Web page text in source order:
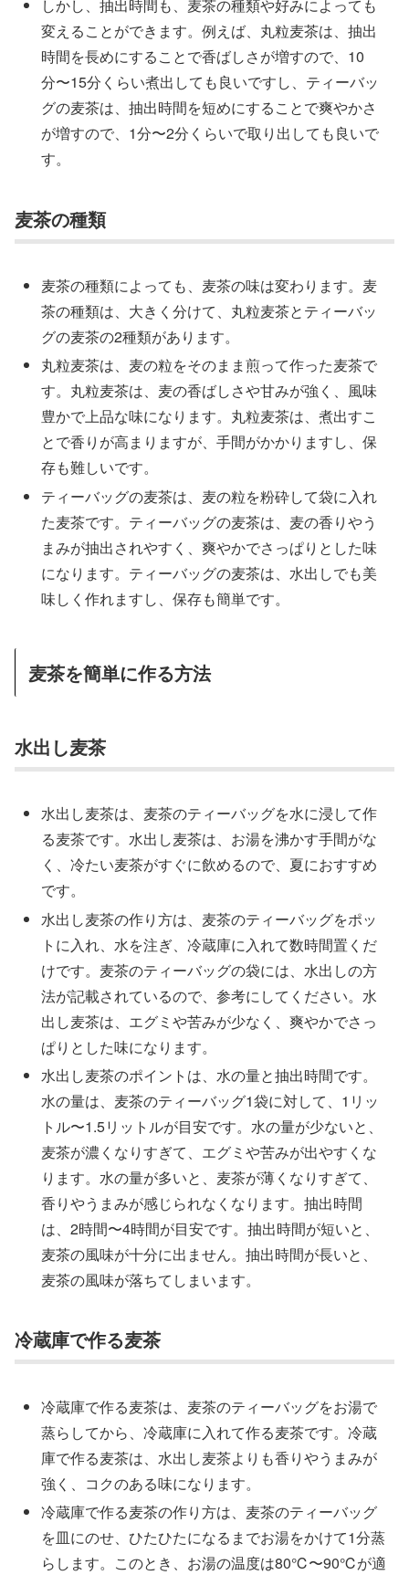
しかし、抽出時間も、麦茶の種類や好みによっても
変えることができます。例えば、丸粒麦茶は、抽出
時間を長めにすることで香ばしさが増すので、10
分〜15分くらい煮出しても良いですし、ティーバッ
グの麦茶は、抽出時間を短めにすることで爽やかさ
が増すので、1分〜2分くらいで取り出しても良いで
す。
麦茶の種類
麦茶の種類によっても、麦茶の味は変わります。麦
茶の種類は、大きく分けて、丸粒麦茶とティーバッ
グの麦茶の2種類があります。
丸粒麦茶は、麦の粒をそのまま煎って作った麦茶で
す。丸粒麦茶は、麦の香ばしさや甘みが強く、風味
豊かで上品な味になります。丸粒麦茶は、煮出すこ
とで香りが高まりますが、手間がかかりますし、保
存も難しいです。
ティーバッグの麦茶は、麦の粒を粉砕して袋に入れ
た麦茶です。ティーバッグの麦茶は、麦の香りやう
まみが抽出されやすく、爽やかでさっぱりとした味
になります。ティーバッグの麦茶は、水出しでも美
味しく作れますし、保存も簡単です。
麦茶を簡単に作る方法
水出し麦茶
水出し麦茶は、麦茶のティーバッグを水に浸して作
る麦茶です。水出し麦茶は、お湯を沸かす手間がな
く、冷たい麦茶がすぐに飲めるので、夏におすすめ
です。
水出し麦茶の作り方は、麦茶のティーバッグをポッ
トに入れ、水を注ぎ、冷蔵庫に入れて数時間置くだ
けです。麦茶のティーバッグの袋には、水出しの方
法が記載されているので、参考にしてください。水
出し麦茶は、エグミや苦みが少なく、爽やかでさっ
ぱりとした味になります。
水出し麦茶のポイントは、水の量と抽出時間です。
水の量は、麦茶のティーバッグ1袋に対して、1リッ
トル〜1.5リットルが目安です。水の量が少ないと、
麦茶が濃くなりすぎて、エグミや苦みが出やすくな
ります。水の量が多いと、麦茶が薄くなりすぎて、
香りやうまみが感じられなくなります。抽出時間
は、2時間〜4時間が目安です。抽出時間が短いと、
麦茶の風味が十分に出ません。抽出時間が長いと、
麦茶の風味が落ちてしまいます。
冷蔵庫で作る麦茶
冷蔵庫で作る麦茶は、麦茶のティーバッグをお湯で
蒸らしてから、冷蔵庫に入れて作る麦茶です。冷蔵
庫で作る麦茶は、水出し麦茶よりも香りやうまみが
強く、コクのある味になります。
冷蔵庫で作る麦茶の作り方は、麦茶のティーバッグ
を皿にのせ、ひたひたになるまでお湯をかけて1分蒸
らします。このとき、お湯の温度は80℃〜90℃が適